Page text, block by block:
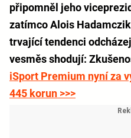
připomněl jeho
zatímco Alois
trvající tendenci
vesměs shodují:
iSport Premium nyní za
445 korun >>>